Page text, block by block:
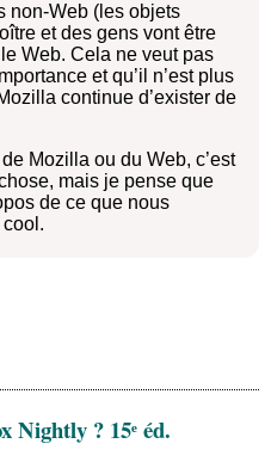
non-Web (les objets
et des gens vont être
Web. Cela ne veut pas
et qu’il n’est plus
continue d’exister de
Mozilla ou du Web, c’est
mais je pense que
de ce que nous
cool.
Nightly ? 15ᵉ éd.